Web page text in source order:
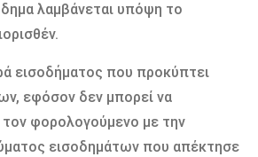
λαμβάνεται υπόψη το
εισοδήματος που προκύπτει
εφόσον δεν μπορεί να
τον φορολογούμενο με την
εισοδημάτων που απέκτησε